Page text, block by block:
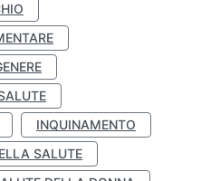
INQUINAMENTO
SALUTE